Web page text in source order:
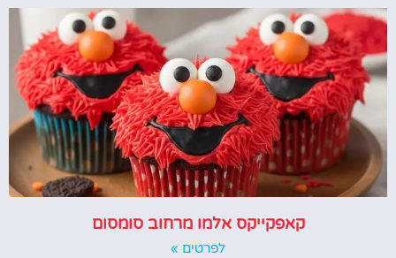
קאפקייקס אלמו מרחוב סומסום
לפרטים »